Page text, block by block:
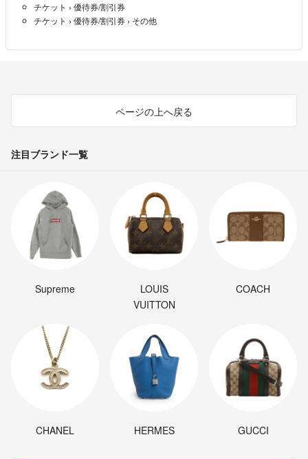
チケット › 優待券/割引券
チケット › 優待券/割引券 › その他
ページの上へ戻る
注目ブランド一覧
Supreme
LOUIS
VUITTON
COACH
CHANEL HERMES GUCCI